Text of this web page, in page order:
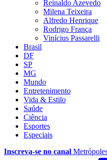
Reinaldo Azevedo
Milena Teixeira
Alfredo Henrique
Rodrigo França
Vinícius Passarelli
Brasil
DF
SP
MG
Mundo
Entretenimento
Vida & Estilo
Saúde
Ciência
Esportes
Especiais
Inscreva-se no canal